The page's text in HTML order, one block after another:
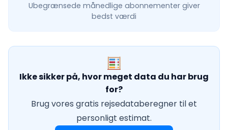
Ubegrænsede månedlige abonnementer giver
bedst værdi
Ikke sikker på, hvor meget data du har brug
for?
Brug vores gratis rejsedataberegner til et
personligt estimat.